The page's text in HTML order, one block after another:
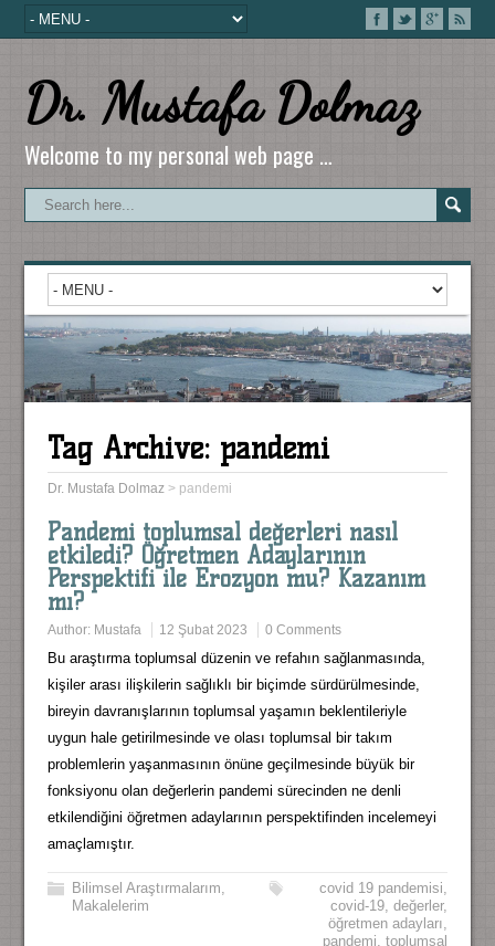
Dr. Mustafa Dolmaz
Welcome to my personal web page …
Tag Archive: pandemi
Dr. Mustafa Dolmaz> pandemi
Pandemi toplumsal değerleri nasıl
etkiledi? Öğretmen Adaylarının
Perspektifi ile Erozyon mu? Kazanım
mı?
Author: Mustafa 12 Şubat 2023 0 Comments
Bu araştırma toplumsal düzenin ve refahın sağlanmasında,
kişiler arası ilişkilerin sağlıklı bir biçimde sürdürülmesinde,
bireyin davranışlarının toplumsal yaşamın beklentileriyle
uygun hale getirilmesinde ve olası toplumsal bir takım
problemlerin yaşanmasının önüne geçilmesinde büyük bir
fonksiyonu olan değerlerin pandemi sürecinden ne denli
etkilendiğini öğretmen adaylarının perspektifinden incelemeyi
amaçlamıştır.
Bilimsel Araştırmalarım,
Makalelerim
covid 19 pandemisi,
covid-19,değerler,
öğretmen adayları,
pandemi,toplumsal